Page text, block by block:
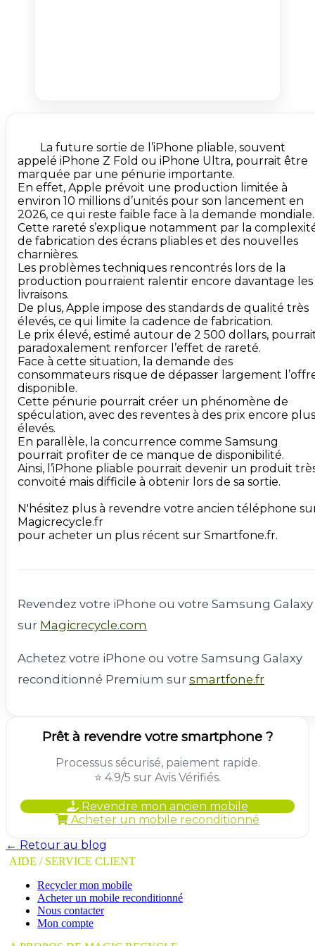
appelé iPhone Z Fold ou iPhone Ultra, pourrait être
marquée par une pénurie importante.
En effet, Apple prévoit une production limitée à
environ 10 millions d’unités pour son lancement en
2026, ce qui reste faible face à la demande mondiale.
Cette rareté s’explique notamment par la
de fabrication des écrans pliables et des nouvelles
charnières.
Les problèmes techniques rencontrés lors de la
production pourraient ralentir encore davantage les
livraisons.
De plus, Apple impose des standards de qualité très
élevés, ce qui limite la cadence de fabrication.
Le prix élevé, estimé autour de 2 500 dollars,
paradoxalement renforcer l’effet de rareté.
Face à cette situation, la demande des
consommateurs risque de dépasser largement
disponible.
Cette pénurie pourrait créer un phénomène de
spéculation, avec des reventes à des prix encore plus
élevés.
En parallèle, la concurrence comme Samsung
pourrait profiter de ce manque de disponibilité.
Ainsi, l’iPhone pliable pourrait devenir un produit
convoité mais difficile à obtenir lors de sa sortie.
N'hésitez plus à revendre votre ancien téléphone
Magicrecycle.fr
pour acheter un plus récent sur Smartfone.fr.
Revendez votre iPhone ou votre Samsung Galaxy
sur Magicrecycle.com
Achetez votre iPhone ou votre Samsung Galaxy
reconditionné Premium sur smartfone.fr
Prêt à revendre votre smartphone ?
Processus sécurisé, paiement rapide.
⭐ 4.9/5 sur Avis Vérifiés.
Revendre mon ancien mobile
Acheter un mobile reconditionné
← Retour au blog
AIDE / SERVICE CLIENT
Recycler mon mobile
Acheter un mobile reconditionné
Nous contacter
Mon compte